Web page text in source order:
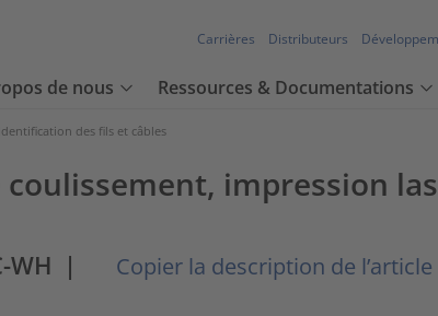
Carrières Distributeurs
de nous Ressources & Documentations
Identification des fils et câbles
impression
WH | Copier la description de l’article